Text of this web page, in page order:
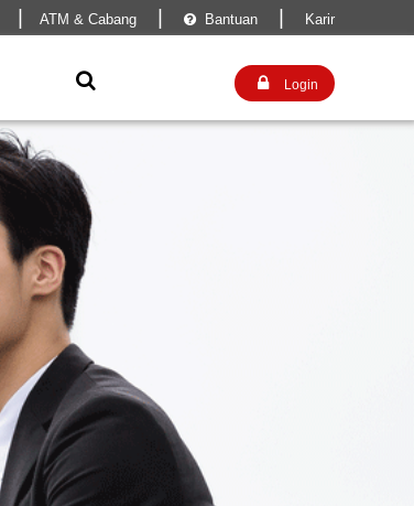
|ATM & Cabang  Bantuan Karir
  Login